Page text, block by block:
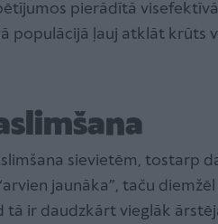
pierādītā
populācijā ļauj atklāt krūts
sievietēm, tostarp
jaunāka”, taču diemžēl
tā ir daudzkārt vieglāk